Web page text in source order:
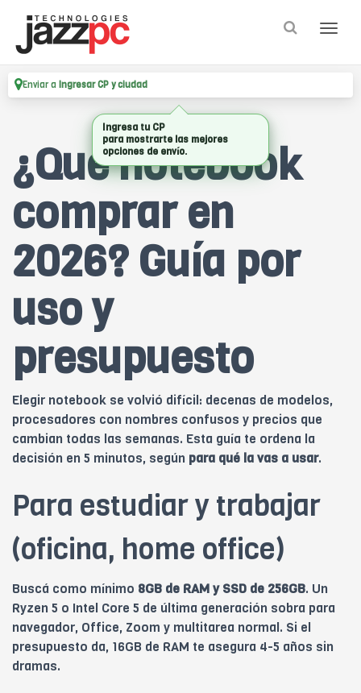
Enviar a Ingresar CP y ciudad
¿Qué notebook
comprar en
2026? Guía por
uso y
presupuesto
Elegir notebook se volvió difícil: decenas de modelos,
procesadores con nombres confusos y precios que
cambian todas las semanas. Esta guía te ordena la
decisión en 5 minutos, según para qué la vas a usar.
Para estudiar y trabajar
(oficina, home office)
Buscá como mínimo 8GB de RAM y SSD de 256GB. Un
Ryzen 5 o Intel Core 5 de última generación sobra para
navegador, Office, Zoom y multitarea normal. Si el
presupuesto da, 16GB de RAM te asegura 4-5 años sin
dramas.